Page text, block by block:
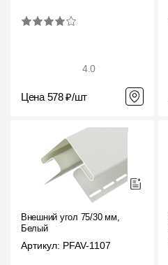
4.0
Цена 578 ₽/шт
Внешний угол 75/30 мм,
Белый
Артикул: PFAV-1107